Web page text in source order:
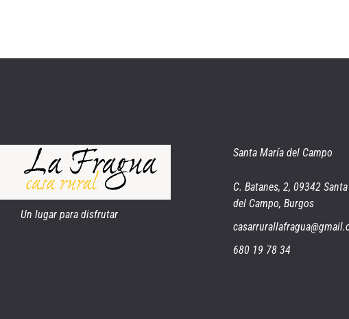
Un lugar para disfrutar
Santa María del Campo
C. Batanes, 2, 09342
del Campo, Burgos
680 19 78 34